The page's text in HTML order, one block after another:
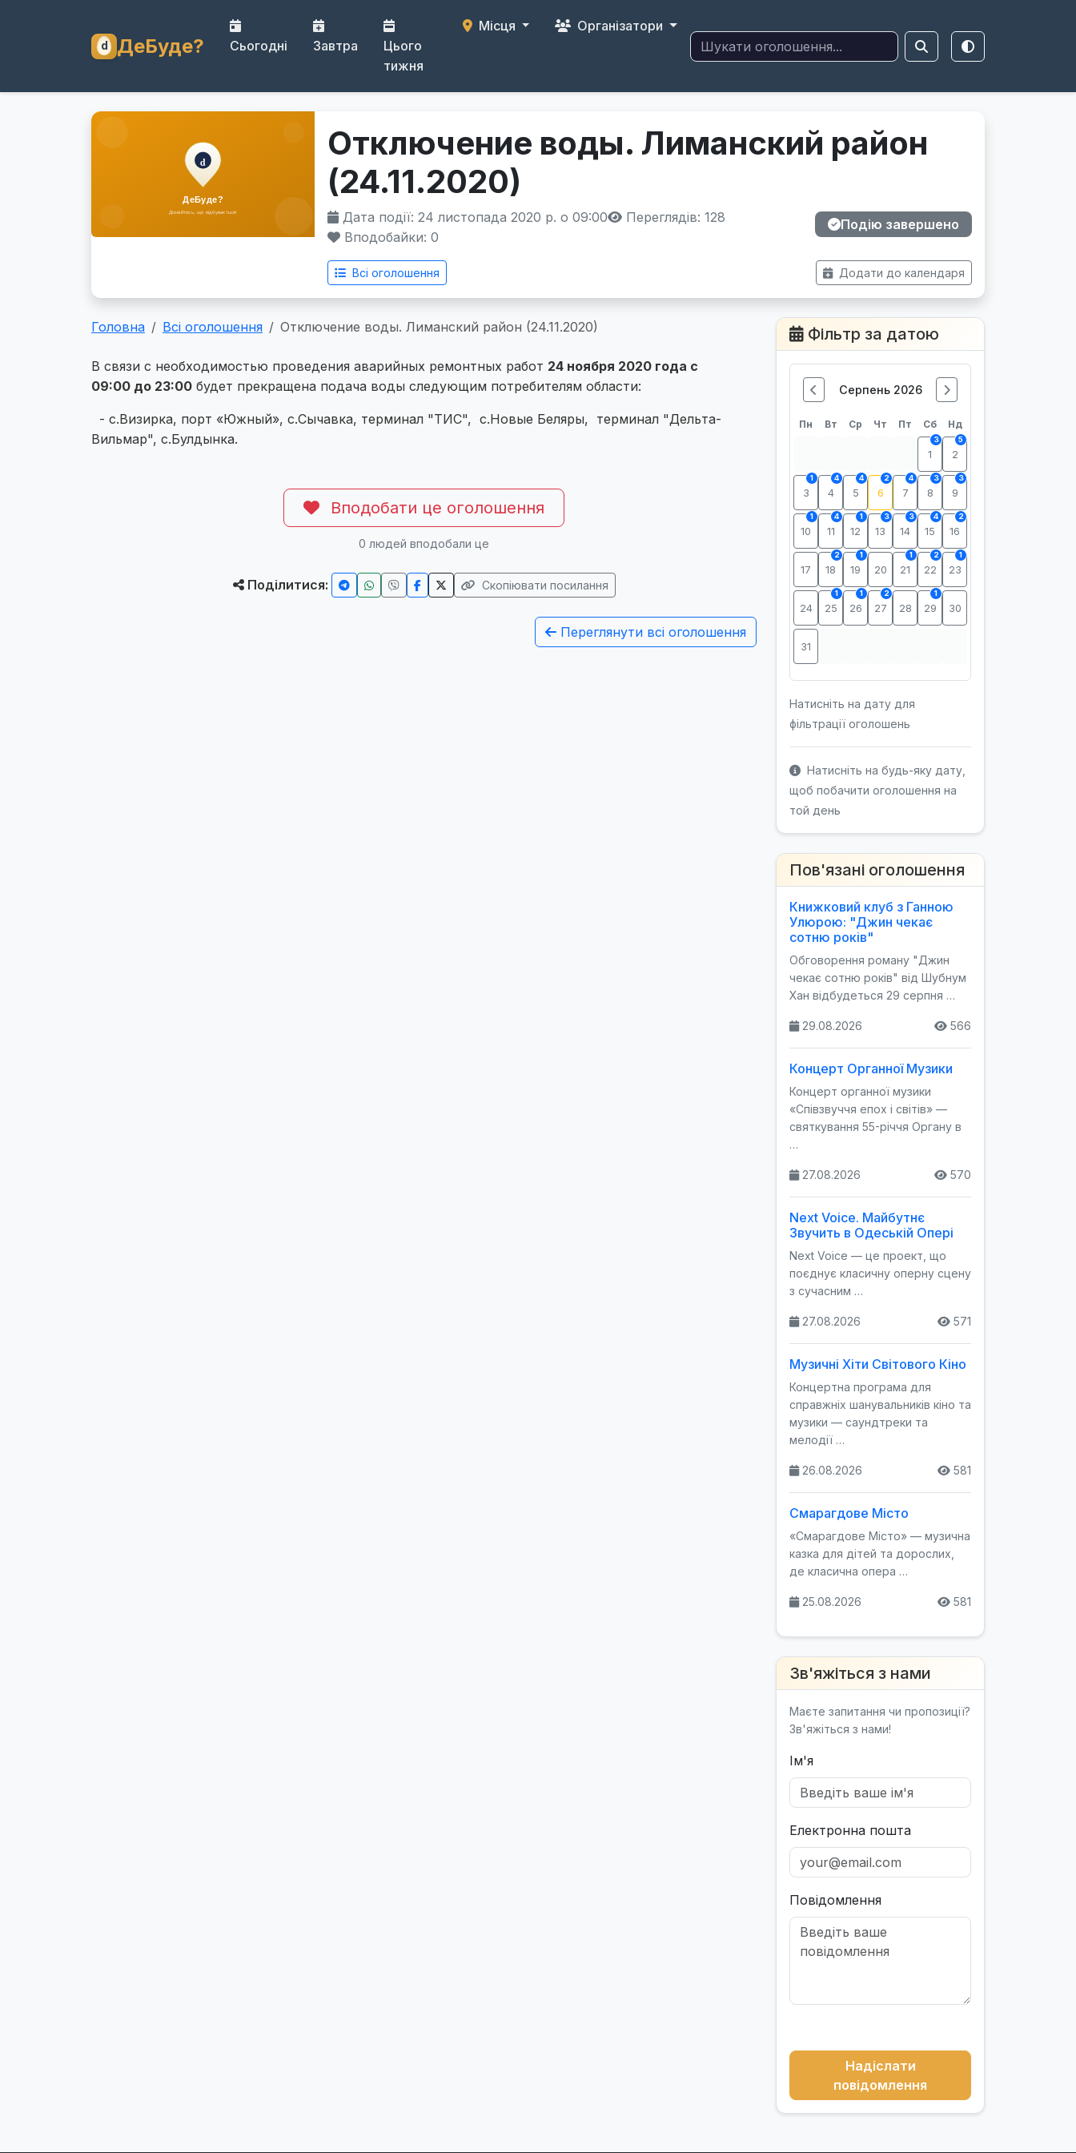
ДеБуде? Сьогодні Завтра
Цього
тижня
Місця Організатори
Отключение воды. Лиманский район
(24.11.2020)
Дата події: 24 листопада 2020 р. о 09:00
Переглядів: 128
Вподобайки: 0
Подію завершено
Всі оголошення Додати до календаря
Головна Всі оголошення Отключение воды. Лиманский район (24.11.2020)
В связи с необходимостью проведения аварийных ремонтных работ 24 ноября 2020 года с
09:00 до 23:00 будет прекращена подача воды следующим потребителям области:
- с.Визирка, порт «Южный», с.Сычавка, терминал "ТИС", с.Новые Беляры, терминал "Дельта-
Вильмар", с.Булдынка.
Вподобати це оголошення
0 людей вподобали це
Поділитися: Скопіювати посилання
Переглянути всі оголошення
Фільтр за датою
Серпень 2026
Пн Вт Ср Чт Пт Сб Нд
1
3
2
5
3
1
4
4
5
4
6
2
7
4
8
3
9
3
10
1
11
4
12
1
13
3
14
3
15
4
16
2
17 18
2
19
1
20 21
1
22
2
23
1
24 25
1
26
1
27
2
28 29
1
30
31
Натисніть на дату для
фільтрації оголошень
Натисніть на будь-яку дату,
щоб побачити оголошення на
той день
Пов'язані оголошення
Книжковий клуб з Ганною
Улюрою: "Джин чекає
сотню років"
Обговорення роману "Джин
чекає сотню років" від Шубнум
Хан відбудеться 29 серпня …
29.08.2026 566
Концерт Органної Музики
Концерт органної музики
«Співзвуччя епох і світів» —
святкування 55-річчя Органу в
…
27.08.2026 570
Next Voice. Майбутнє
Звучить в Одеській Опері
Next Voice — це проект, що
поєднує класичну оперну сцену
з сучасним …
27.08.2026 571
Музичні Хіти Світового Кіно
Концертна програма для
справжніх шанувальників кіно та
музики — саундтреки та
мелодії …
26.08.2026 581
Смарагдове Місто
«Смарагдове Місто» — музична
казка для дітей та дорослих,
де класична опера …
25.08.2026 581
Зв'яжіться з нами
Маєте запитання чи пропозиції?
Зв'яжіться з нами!
Ім'я
Електронна пошта
Повідомлення
Надіслати
повідомлення